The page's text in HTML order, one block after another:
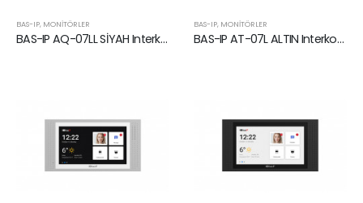
BAS-IP, MONITÖRLER
BAS-IP AQ-07LL SİYAH Interkom Monitörü
BAS-IP, MONITÖRLER
BAS-IP AT-07L ALTIN Interkom Monitörü